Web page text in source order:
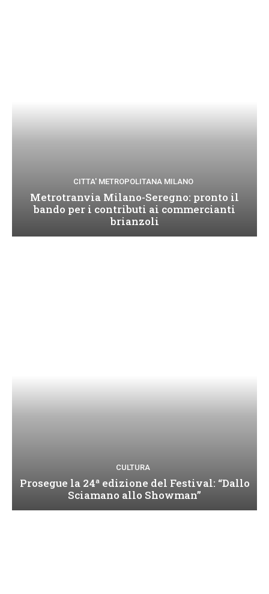
CITTA' METROPOLITANA MILANO
Metrotranvia Milano-Seregno: pronto il
bando per i contributi ai commercianti
brianzoli
CULTURA
Prosegue la 24ª edizione del Festival: “Dallo
Sciamano allo Showman”